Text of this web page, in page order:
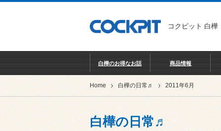
コクピット 白樺
白樺のお得なお話 商品情報
Home 白樺の日常♬ 2011年6月
白樺の日常♬